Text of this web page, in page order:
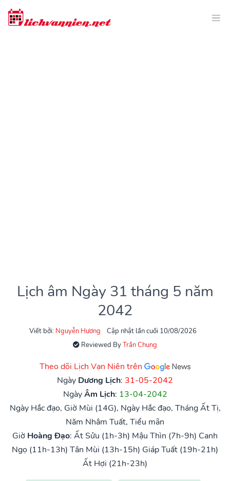
Lịch âm Ngày 31 tháng 5 năm
2042
Viết bởi: Nguyễn Hương
Cập nhật lần cuối 10/08/2026
Reviewed ByTrần Chung
Theo dõi Lịch Vạn Niên trên
Ngày Dương Lịch: 31-05-2042
NgàyÂm Lịch: 13-04-2042
Ngày Hắc đạo, Giờ Mùi (14G), Ngày Hắc đạo, Tháng Ất Tị,
Năm Nhâm Tuất, Tiểu mãn
Giờ Hoàng Đạo: Ất Sửu (1h-3h) Mậu Thìn (7h-9h) Canh
Ngọ (11h-13h) Tân Mùi (13h-15h) Giáp Tuất (19h-21h)
Ất Hợi (21h-23h)